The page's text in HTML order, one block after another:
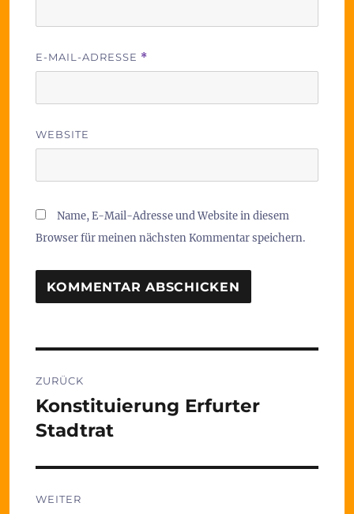
E-MAIL-ADRESSE *
WEBSITE
Name, E-Mail-Adresse und Website in diesem
Browser für meinen nächsten Kommentar speichern.
ZURÜCK
Vorheriger
Beitrag:
Konstituierung Erfurter
Stadtrat
WEITER